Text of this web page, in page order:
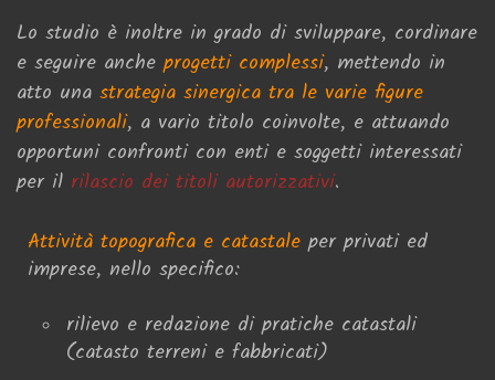
Lo studio è inoltre in grado di sviluppare, cordinare
e seguire ancheprogetti complessi, mettendo in
atto una strategia sinergica tra le varie figure
professionali, a vario titolo coinvolte, e attuando
opportuni confronti con enti e soggetti interessati
per il rilascio dei titoli autorizzativi.
Attività topografica e catastale per privati ed
imprese, nello specifico:
rilievo e redazione di pratiche catastali
(catasto terreni e fabbricati)